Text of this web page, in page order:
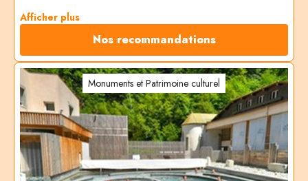
aussi l'esprit voyageur du chef. Des plats, à la carte ou en menu (de
35 à 75€), à accompagner d'un vin savoyard conseillé par
Stéphanie, son épouse.
Afficher plus
Nos recommandations
Monuments et Patrimoine culturel